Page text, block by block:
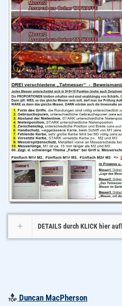
DETAILS durch KLICK hier
Duncan MacPherson